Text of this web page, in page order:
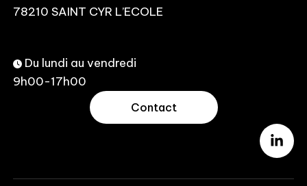
78210 SAINT CYR L’ECOLE
Du lundi au vendredi
9h00-17h00
Contact